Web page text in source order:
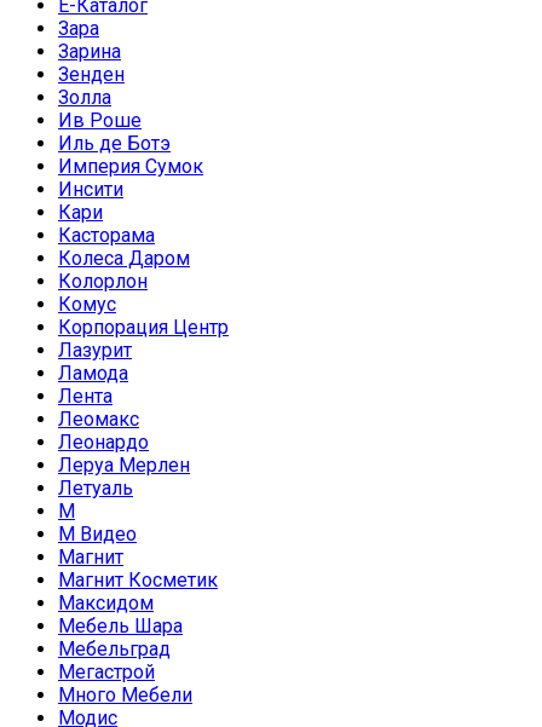
Е-Каталог
Зара
Зарина
Зенден
Золла
Ив Роше
Иль де Ботэ
Империя Сумок
Инсити
Кари
Касторама
Колеса Даром
Колорлон
Комус
Корпорация Центр
Лазурит
Ламода
Лента
Леомакс
Леонардо
Леруа Мерлен
Летуаль
М
М Видео
Магнит
Магнит Косметик
Максидом
Мебель Шара
Мебельград
Мегастрой
Много Мебели
Модис